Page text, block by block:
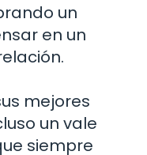
un
en un
mejores
un vale
siempre